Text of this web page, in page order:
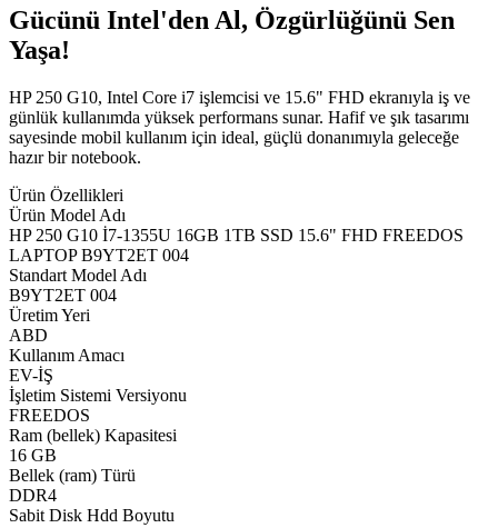
Gücünü Intel'den Al, Özgürlüğünü Sen
Yaşa!
HP 250 G10, Intel Core i7 işlemcisi ve 15.6" FHD ekranıyla iş ve
günlük kullanımda yüksek performans sunar. Hafif ve şık tasarımı
sayesinde mobil kullanım için ideal, güçlü donanımıyla geleceğe
hazır bir notebook.
Ürün Özellikleri
Ürün Model Adı
HP 250 G10 İ7-1355U 16GB 1TB SSD 15.6" FHD FREEDOS
LAPTOP B9YT2ET 004
Standart Model Adı
B9YT2ET 004
Üretim Yeri
ABD
Kullanım Amacı
EV-İŞ
İşletim Sistemi Versiyonu
FREEDOS
Ram (bellek) Kapasitesi
16 GB
Bellek (ram) Türü
DDR4
Sabit Disk Hdd Boyutu